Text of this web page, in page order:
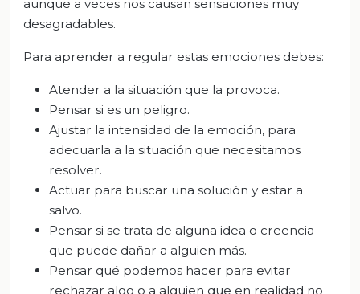
aunque a veces nos causan sensaciones muy
desagradables.
Para aprender a regular estas emociones debes:
Atender a la situación que la provoca.
Pensar si es un peligro.
Ajustar la intensidad de la emoción, para
adecuarla a la situación que necesitamos
resolver.
Actuar para buscar una solución y estar a
salvo.
Pensar si se trata de alguna idea o creencia
que puede dañar a alguien más.
Pensar qué podemos hacer para evitar
rechazar algo o a alguien que en realidad no